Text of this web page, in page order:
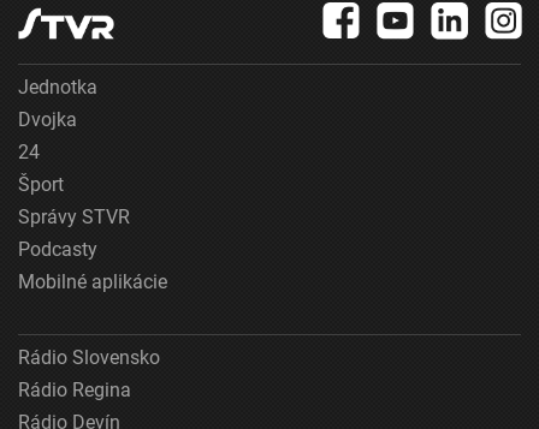
Jednotka
Dvojka
24
Šport
Správy STVR
Podcasty
Mobilné aplikácie
Rádio Slovensko
Rádio Regina
Rádio Devín